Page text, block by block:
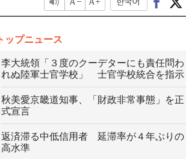
トップニュース
李大統領「３度のクーデターにも責任問わ
れぬ陸軍士官学校」 士官学校統合を指示
秋美愛京畿道知事、「財政非常事態」を正
式宣言
返済滞る中低信用者 延滞率が４年ぶりの
高水準